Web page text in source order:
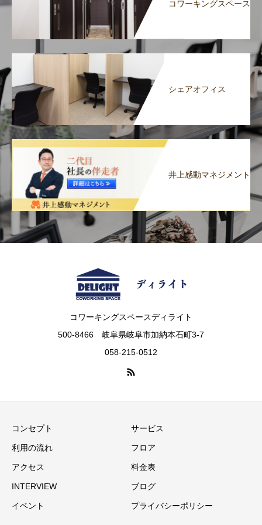
コワーキングスペース
シェアオフィス
井上感動マネジメント
コワーキングスペースディライト
500-8466 岐阜県岐阜市加納本石町3-7
058-215-0512
コンセプト サービス
利用の流れ フロア
アクセス 料金表
INTERVIEW ブログ
イベント プライバシーポリシー